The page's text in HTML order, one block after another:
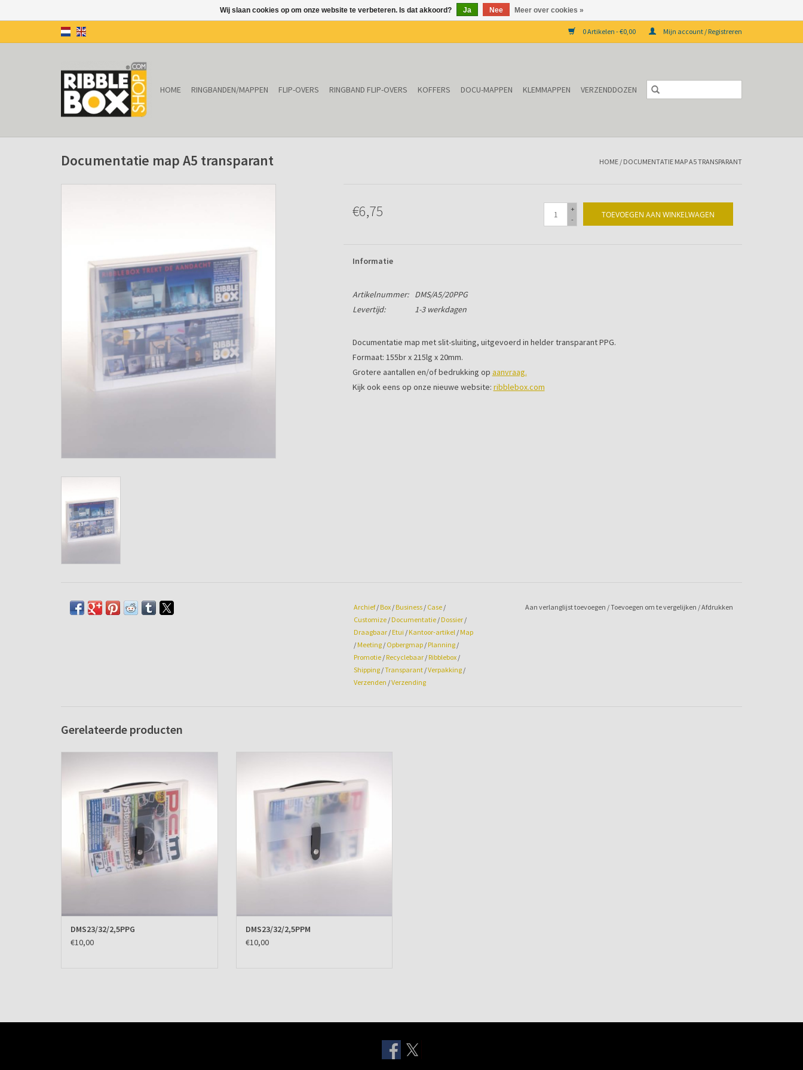
0 Artikelen - €0,00 Mijn account / Registreren
HOME RINGBANDEN/MAPPEN FLIP-OVERS RINGBAND FLIP-OVERS KOFFERS DOCU-MAPPEN KLEMMAPPEN VERZENDDOZEN
Documentatie map A5 transparant HOME / DOCUMENTATIE MAP A5 TRANSPARANT
€6,75
+
-
TOEVOEGEN AAN WINKELWAGEN
Informatie
Artikelnummer:
DMS/A5/20PPG
Levertijd:
1-3 werkdagen
Documentatie map met slit-sluiting, uitgevoerd in helder transparant PPG.
Formaat: 155br x 215lg x 20mm.
Grotere aantallen en/of bedrukking op aanvraag.
Kijk ook eens op onze nieuwe website: ribblebox.com
Archief/ Box / Business / Case /
Customize / Documentatie / Dossier /
Draagbaar / Etui / Kantoor-artikel / Map
/ Meeting / Opbergmap / Planning /
Promotie / Recyclebaar / Ribblebox /
Shipping /Transparant /Verpakking /
Verzenden /Verzending
Aan verlanglijst toevoegen /Toevoegen om te vergelijken /Afdrukken
Gerelateerde producten
DMS23/32/2,5PPG
€10,00
DMS23/32/2,5PPM
€10,00
Wij slaan cookies op om onze website te verbeteren. Is dat akkoord? Ja Nee Meer over cookies »